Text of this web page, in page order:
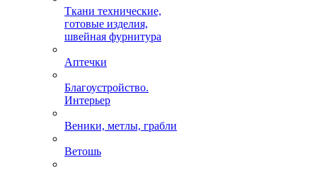
Ткани технические,
готовые изделия,
швейная фурнитура
Аптечки
Благоустройство.
Интерьер
Веники, метлы, грабли
Ветошь